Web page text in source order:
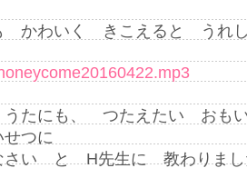
かわいく きこえると うれ
たにも、 つたえたい おも
つに
さい と H先生に 教わりまし